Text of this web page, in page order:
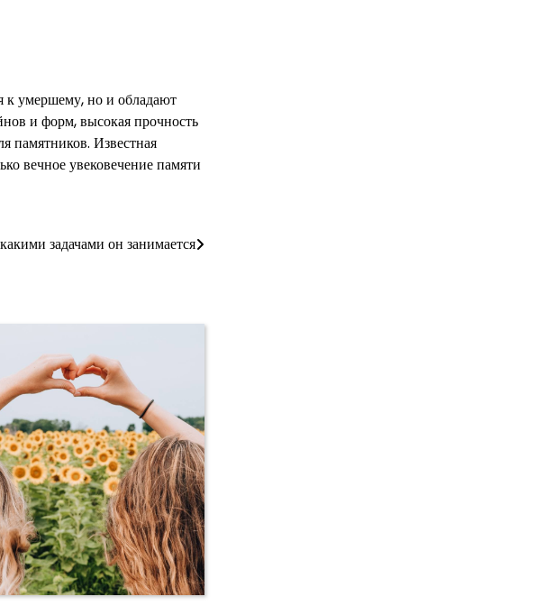
к умершему, но и обладают
и форм, высокая прочность
памятников. Известная
вечное увековечение памяти
задачами он занимается